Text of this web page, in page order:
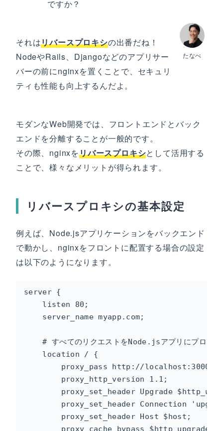
ですか？
たなべ
それはリバースプロキシの出番だね！
NodeやRails、Djangoなどのアプリサー
バーの前にnginxを置くことで、セキュリ
ティも性能も向上するんだよ。
モダンなWeb開発では、フロントエンドとバック
エンドを分離することが一般的です。
その際、nginxをリバースプロキシとして活用する
ことで、様々なメリットが得られます。
リバースプロキシの基本設定
例えば、Node.jsアプリケーションをバックエンド
で動かし、nginxをフロントに配置する場合の設定
は以下のようになります。
server {
    listen 80;
    server_name myapp.com;
    # すべてのリクエストをNode.jsアプリにプロキシ
    location / {
        proxy_pass http://localhost:3000;
        proxy_http_version 1.1;
proxy_set_header Upgrade
proxy_set_header Connection
        proxy_set_header Host $host;
        proxy_cache_bypass $http_upgrade;